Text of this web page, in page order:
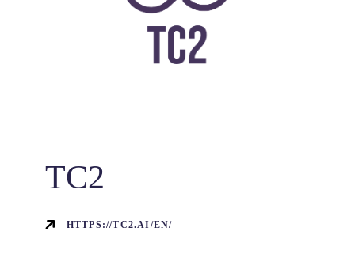
TC2
HTTPS://TC2.AI/EN/